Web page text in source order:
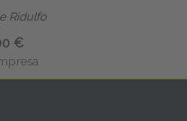
Ridulfo
€